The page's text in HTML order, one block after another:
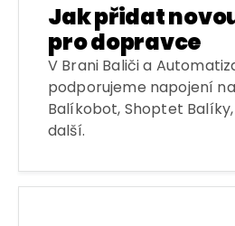
Jak přidat
pro dopravce
V Brani Baliči a
podporujeme napojení
Balíkobot, Shoptet
další.